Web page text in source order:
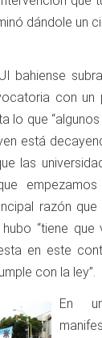
dándole un
bahiense
con un
lo que
está
las
razón
“tiene
en este
con la ley”.
En